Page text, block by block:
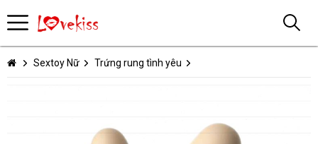
Sextoy Nữ Trứng rung tình yêu